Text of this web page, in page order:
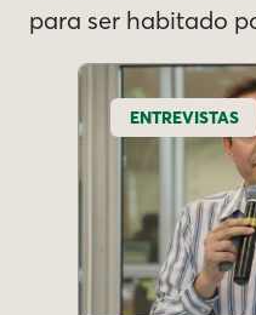
para ser habitado
ENTREVISTAS